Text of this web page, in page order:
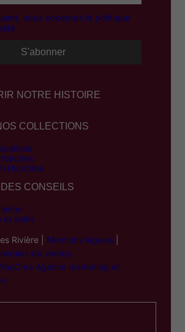
vous acceptez la politique
NOTRE HISTOIRE
COLLECTIONS
Hybrides
CONSEILS
et soins
Rivière | Mentions légales
de ventes
Agence marketing et